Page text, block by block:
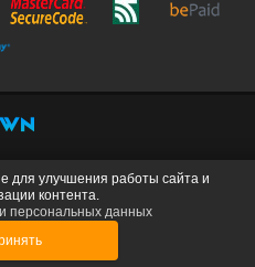
для улучшения работы сайта и
контента.
персональных данных